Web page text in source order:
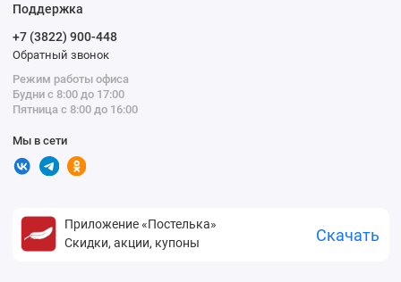
Поддержка
+7 (3822) 900-448
Обратный звонок
Режим работы офиса
Будни с 8:00 до 17:00
Пятница с 8:00 до 16:00
Мы в сети
Приложение «Постелька»
Скидки, акции, купоны
Скачать